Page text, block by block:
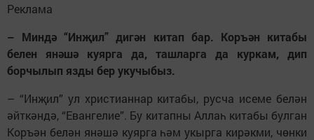
Реклама
– Миндә “Инҗил” дигән китап бар. Коръән китабы
белен янәшә куярга да, ташларга да куркам, дип
борчылып язды бер укучыбыз.
– “Инҗил” ул христианнар китабы, русча исеме белән
әйткәндә, “Евангелие”. Бу китапны Аллаһ китабы булган
Коръән белән янәшә куярга һәм укырга кирәкми, чөнки